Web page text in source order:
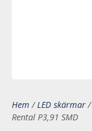
Hem /LED skärmar/
Rental P3,91 SMD